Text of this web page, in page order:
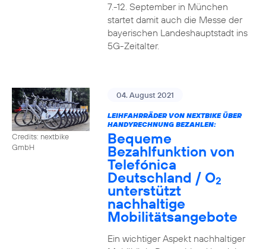
7.-12. September in München
startet damit auch die Messe der
bayerischen Landeshauptstadt ins
5G-Zeitalter.
Credits: nextbike
GmbH
04. August 2021
LEIHFAHRRÄDER VON NEXTBIKE ÜBER
HANDYRECHNUNG BEZAHLEN:
Bequeme
Bezahlfunktion von
Telefónica
Deutschland / O2
unterstützt
nachhaltige
Mobilitätsangebote
Ein wichtiger Aspekt nachhaltiger